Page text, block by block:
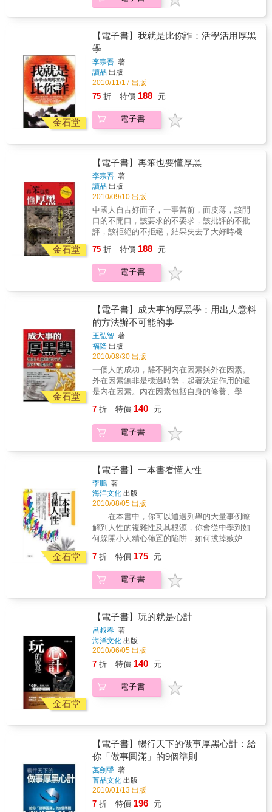
演講談話引起眾人共鳴。 無論處在任何階
層職位，好口才必能增添表現。字字珠璣，金
言玉語，好口才甚至能為您賺取財富。透過基
本訓練人人都可達到從容上台的水準，特別是
學習領導型的口才，更可培養出大將風範。言
語清晰有力、得體服眾，管理者將如虎添翼。
基層員工懂得說話的藝術，也會在各種場合如
魚得水。 立刻開始訓練自己的口才，務必
記得：要會做事，更要會說話！本書特色
專為管理者編寫的口才自我訓練法，企業主、
各階層主管、各領域領導者的私人口才教師。
是基層員工的口才自我養成，領導者與管理者
必備的口才訓練。檢視幾種重要的口才能力！
任何一項進步，都將帶來不可思議的獲
得！ 包括如何向下屬或上司做得體的言語
表達；如何在商務談判中辯才無礙；如何在會
議中提綱挈領有效主導；如何透過批評或讚美
進行有效管理；如何說服他人達成自己的目
金石堂
【電子書】我就是比你詐：活學活用厚黑
學
李宗吾 著
讀品 出版
2010/11/17 出版
75 折 特價 188 元
電子書
金石堂
【電子書】再笨也要懂厚黑
李宗吾 著
讀品 出版
2010/09/10 出版
中國人自古好面子，一事當前，面皮薄，該開
口的不開口，該要求的不要求，該批評的不批
評，該拒絕的不拒絕，結果失去了大好時機，
殺人」，意思是說，有時候為了面子，可能傷
害了自己，甚至犧牲了自己。所以厚黑學要用
到無形無色，才算止境。「不薄謂之厚，不白
如你遇著一個人，你問他幾歲？他答：「今年
五十歲了。」你說：「看先生你的面貌，只像
三十幾的人，最多不過四十歲罷了。」他聽了
一定很歡喜，是之謂「逢人短命」。又如走到
朋友家中，看見一張桌子，問他買成若干錢，
他答道：「買成四元。」你說：「這張桌子，
普通價值八元，再買得好，也要六元，你真是
會買。」他聽了一定也很歡喜，是之謂「遇貨
添錢」。這兩招其實都是奉承人的辦法，也就
是常說的「拍馬屁」。拍馬屁也是一種功夫，
好馬屁的，說不定會拍錯了地方，招來殺身之
禍。
75 折 特價 188 元
電子書
金石堂
【電子書】成大事的厚黑學：用出人意料
的方法辦不可能的事
王弘智 著
福隆 出版
2010/08/30 出版
一個人的成功，離不開內在因素與外在因素。
外在因素無非是機遇時勢，起著決定作用的還
是內在因素。內在因素包括自身的修養、學
還有一點是不可忽視的，那就是與外界的溝通
和交往的方法。但這種方法又取決於內在因素
的其他方面，也就是說，內在因素的其他方面
方法就是；做人辦事的手段、方法對了，辦事
效率自然就高了，事也辦的順利了。 古人講究
「天行合一」，這其實是告訴人，做事要占天
時、盡地利，當這些條件都對時，一切會順其
自然而成。當二者都具備時，是不是這預示著
會成功呢？也未必！其中還有一點就是要看方
法是否正確，手段是否得當。所以孟子得出了
「天時不如地利，地利不如人和」的結論。非
常手段的「非常」之處在於，它能變不利為有
常並不是什麼陰謀、奸詐的意思，非常手段的
前提必須是正，只有在正的前提下，才可談得
上做事，不然就成了奸詐之徒的卑劣伎倆了。
下的高明的辦事方法。 現在，市面上有關成功
學、做人、做事的書不少：有把古人或近代人
的書，用白話文或漫畫的形式翻譯出來的；也
有從國外（以美國居多）引進的；有的就是作
者自己寫的書，還有專講謀略的。這些書的宗
「謀略」、「絕招」，還有「厚黑」、「方
圓」等，教你成功，使你發財。這些其實就是
天良或損人利己，仍有可借鑑之處。 成功是每
個人的願望，又有多少人能事事順利、事事成
功呢？如果轉變一下觀念，不把成功作為最終
目的，只是腳踏實地的做，認認真真地做，再
加上恰當的手段，不怕事業不成。 一個人的成
功都有一定的過程，從一聞未名到功成名就，
這是個變化的過程。在這一變化過程中，需要
7 折 特價 140 元
電子書
金石堂
【電子書】一本書看懂人性
李鵬 著
海洋文化 出版
2010/08/05 出版
在本書中，你可以通過列舉的大量事例瞭
解到人性的複雜性及其根源，你會從中學到如
何躲開小人精心佈置的陷阱，如何拔掉嫉妒的
揭穿圖財害命者布下的獵夾……同時，你將通
曉如何成為一個優雅的處世高手的精髓。研究
人性，深刻地瞭解人性、把握人性，並利用人
析人性的另一面，學會保護自己，讓人際更完
善、更美好！ 現實的社會到處充滿陷阱，常常
有詐欺、訛騙的事件﹔真實的人性教你無法看
透，因為人性是複雜難懂。 人不能只有小聰
明，卻沒有大智慧﹔教你看透真實人性，並不
是教你耍弄奸詐，而是要教你看透人性、修煉
自我，認清他人的真實性格…… 人的世界
裡，永遠存在著爭鬥。與動物世界裡的爭鬥相
軟刀子替代了動物血光閃閃堅硬的牙齒，高明
糖衣的毒藥取代了動物追捕獵物的腳步，耐心
地引誘著自己的目標，然後張開血盆大口如鱷
魚般地吞咽……和動物世界一樣，在人的世界
裡，生存也是一場你死我活的競賽。不同的
是，優勝劣汰並不是這場競賽的惟一規則。你
要學會並精通生存之道，必須瞭解人性的真相
7 折 特價 175 元
電子書
金石堂
【電子書】玩的就是心計
呂叔春 著
海洋文化 出版
2010/06/05 出版
7 折 特價 140 元
電子書
【電子書】暢行天下的做事厚黑心計：給
你「做事圓滿」的9個準則
萬劍聲 著
菁品文化 出版
2010/01/13 出版
7 折 特價 196 元